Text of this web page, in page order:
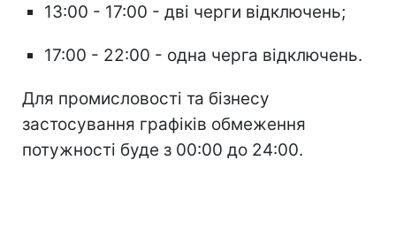
13:00 - 17:00 - дві черги відключень;
17:00 - 22:00 - одна черга відключень.
Для промисловості та бізнесу
застосування графіків обмеження
потужності буде з 00:00 до 24:00.